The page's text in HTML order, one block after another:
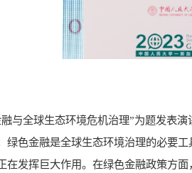
与全球生态环境危机治理”为题发表
绿色金融是全球生态环境治理的必要
在发挥巨大作用。在绿色金融政策方